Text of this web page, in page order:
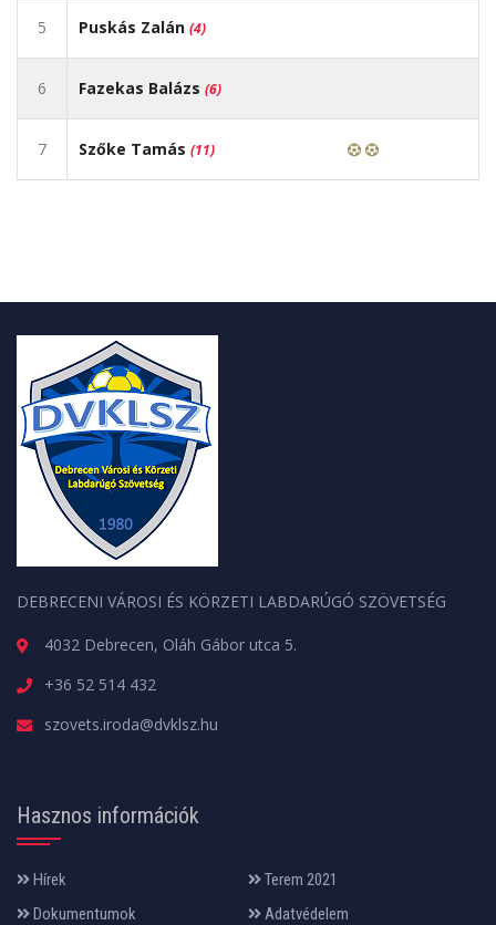
5 Puskás Zalán (4)
6 Fazekas Balázs (6)
7 Szőke Tamás (11)
DEBRECENI VÁROSI ÉS KÖRZETI LABDARÚGÓ SZÖVETSÉG
4032 Debrecen, Oláh Gábor utca 5.
+36 52 514 432
szovets.iroda@dvklsz.hu
Hasznos információk
Hírek
Terem 2021
Dokumentumok
Adatvédelem